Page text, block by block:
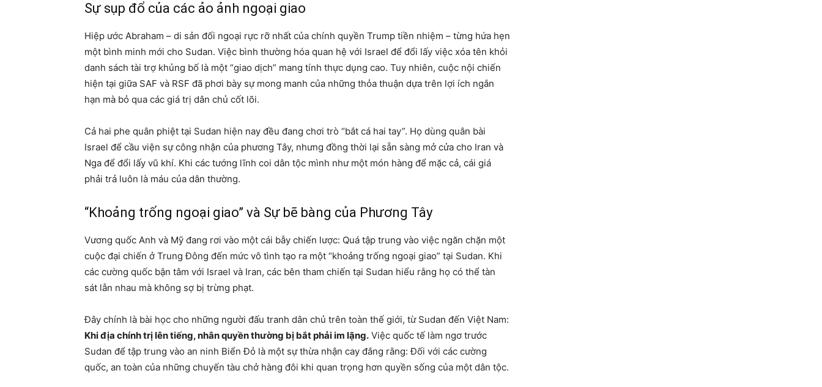
Sự sụp đổ của các ảo ảnh ngoại giao
Hiệp ước Abraham – di sản đối ngoại rực rỡ nhất của chính quyền Trump tiền nhiệm – từng hứa hẹn
một bình minh mới cho Sudan. Việc bình thường hóa quan hệ với Israel để đổi lấy việc xóa tên khỏi
danh sách tài trợ khủng bố là một “giao dịch” mang tính thực dụng cao. Tuy nhiên, cuộc nội chiến
hiện tại giữa SAF và RSF đã phơi bày sự mong manh của những thỏa thuận dựa trên lợi ích ngắn
hạn mà bỏ qua các giá trị dân chủ cốt lõi.
Cả hai phe quân phiệt tại Sudan hiện nay đều đang chơi trò “bắt cá hai tay”. Họ dùng quân bài
Israel để cầu viện sự công nhận của phương Tây, nhưng đồng thời lại sẵn sàng mở cửa cho Iran và
Nga để đổi lấy vũ khí. Khi các tướng lĩnh coi dân tộc mình như một món hàng để mặc cả, cái giá
phải trả luôn là máu của dân thường.
“Khoảng trống ngoại giao” và Sự bẽ bàng của Phương Tây
Vương quốc Anh và Mỹ đang rơi vào một cái bẫy chiến lược: Quá tập trung vào việc ngăn chặn một
cuộc đại chiến ở Trung Đông đến mức vô tình tạo ra một “khoảng trống ngoại giao” tại Sudan. Khi
các cường quốc bận tâm với Israel và Iran, các bên tham chiến tại Sudan hiểu rằng họ có thể tàn
sát lẫn nhau mà không sợ bị trừng phạt.
Đây chính là bài học cho những người đấu tranh dân chủ trên toàn thế giới, từ Sudan đến Việt Nam:
Khi địa chính trị lên tiếng, nhân quyền thường bị bắt phải im lặng. Việc quốc tế làm ngơ trước
Sudan để tập trung vào an ninh Biển Đỏ là một sự thừa nhận cay đắng rằng: Đối với các cường
quốc, an toàn của những chuyến tàu chở hàng đôi khi quan trọng hơn quyền sống của một dân tộc.